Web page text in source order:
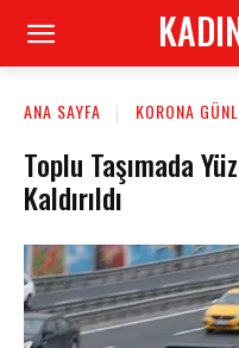
ANA SAYFA KORONA
Toplu Taşımada
Kaldırıldı